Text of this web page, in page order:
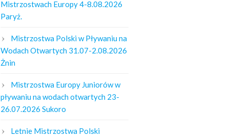
Mistrzostwach Europy 4-8.08.2026
Paryż.
Mistrzostwa Polski w Pływaniu na
Wodach Otwartych 31.07-2.08.2026
Żnin
Mistrzostwa Europy Juniorów w
pływaniu na wodach otwartych 23-
26.07.2026 Sukoro
Letnie Mistrzostwa Polski